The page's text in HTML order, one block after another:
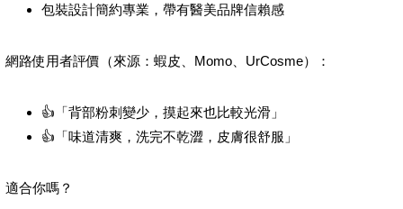
包裝設計簡約專業，帶有醫美品牌信賴感
網路使用者評價（來源：蝦皮、Momo、UrCosme）：
👍「背部粉刺變少，摸起來也比較光滑」
👍「味道清爽，洗完不乾澀，皮膚很舒服」
適合你嗎？